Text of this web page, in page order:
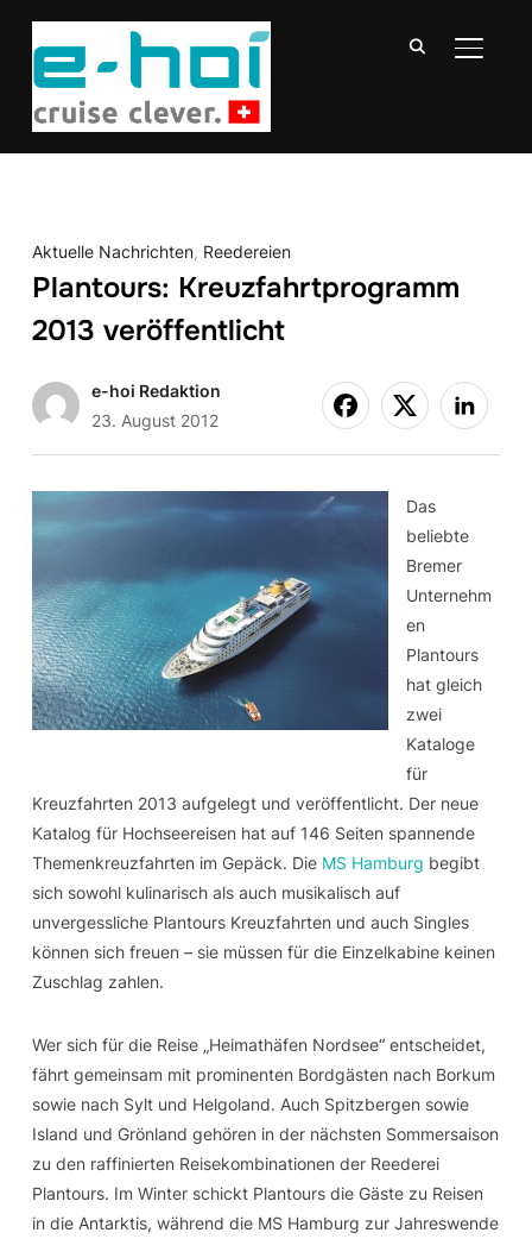
Aktuelle Nachrichten, Reedereien
Plantours: Kreuzfahrtprogramm
2013 veröffentlicht
e-hoi Redaktion
23. August 2012
Das
beliebte
Bremer
Unternehm
en
Plantours
hat gleich
zwei
Kataloge
für
Kreuzfahrten 2013 aufgelegt und veröffentlicht. Der neue
Katalog für Hochseereisen hat auf 146 Seiten spannende
Themenkreuzfahrten im Gepäck. Die MS Hamburg begibt
sich sowohl kulinarisch als auch musikalisch auf
unvergessliche Plantours Kreuzfahrten und auch Singles
können sich freuen – sie müssen für die Einzelkabine keinen
Zuschlag zahlen.
Wer sich für die Reise „Heimathäfen Nordsee“ entscheidet,
fährt gemeinsam mit prominenten Bordgästen nach Borkum
sowie nach Sylt und Helgoland. Auch Spitzbergen sowie
Island und Grönland gehören in der nächsten Sommersaison
zu den raffinierten Reisekombinationen der Reederei
Plantours. Im Winter schickt Plantours die Gäste zu Reisen
in die Antarktis, während die MS Hamburg zur Jahreswende